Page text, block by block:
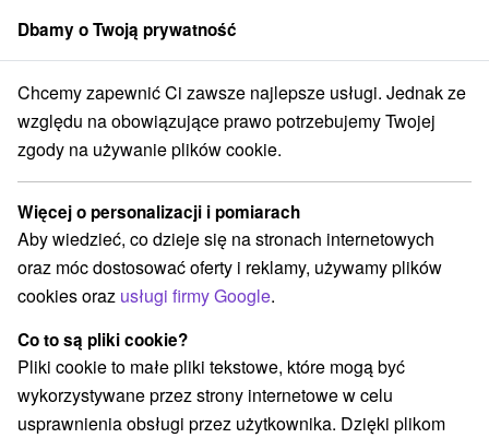
członek grupySorger
Východné Slovensko Prešovský kraj Červený Kláštor
Pobyty uzdrowiskowe Červený
Kláštor
Kategorie
Wszystkie kategorie
Pobyty z rabatem
Wellness pobyty(2) Wyjazdy weekendowe
Wybierz lokalizację lub datę
Dbamy o Twoją prywatność
Chcemy zapewnić Ci zawsze najlepsze usługi. Jednak ze
względu na obowiązujące prawo potrzebujemy Twojej
zgody na używanie plików cookie.
Więcej o personalizacji i pomiarach
Aby wiedzieć, co dzieje się na stronach internetowych
oraz móc dostosować oferty i reklamy, używamy plików
cookies oraz usługi firmy Google.
Co to są pliki cookie?
Pliki cookie to małe pliki tekstowe, które mogą być
wykorzystywane przez strony internetowe w celu
usprawnienia obsługi przez użytkownika. Dzięki plikom